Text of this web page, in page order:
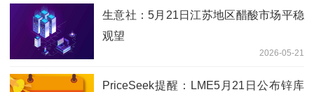
生意社：5月21日江苏地区醋酸市场平稳
观望
2026-05-21
PriceSeek提醒：LME5月21日公布锌库